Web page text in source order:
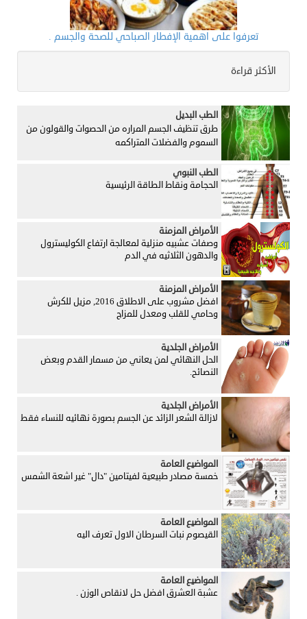
تعرفوا على اهمية الإفطار الصباحي للصحة والجسم .
الأكثر قراءة
الطب البديل
طرق تنظيف الجسم المراره من الحصوات والقولون من
السموم والفضلات المتراكمه
الطب النبوي
الحجامة ونقاط الطاقة الرئيسية
الأمراض المزمنة
وصفات عشبيه منزلية لمعالجة ارتفاع الكوليسترول
والدهون الثلاثيه في الدم
الأمراض المزمنة
افضل مشروب على الاطلاق 2016, مزيل للكرش
وحامي للقلب ومعدل للمزاج
الأمراض الجلدية
الحل النهائي لمن يعاني من مسمار القدم وبعض
النصائح.
الأمراض الجلدية
لازالة الشعر الزائد عن الجسم بصورة نهائيه للنساء فقط
المواضيع العامة
خمسة مصادر طبيعية لفيتامين "دال" غير اشعة الشمس
المواضيع العامة
القيصوم نبات السرطان الاول تعرف اليه
المواضيع العامة
عشبة العشرق افضل حل لانقاص الوزن .